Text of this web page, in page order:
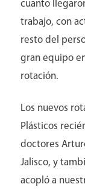
cuanto
trabajo, con
resto del
gran equipo
rotación.
Los nuevos
Plásticos
doctores
Jalisco, y
acopló a